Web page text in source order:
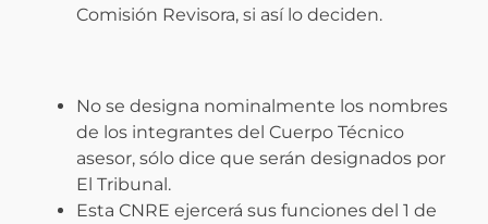
Comisión Revisora, si así lo deciden.
No se designa nominalmente los nombres
de los integrantes del Cuerpo Técnico
asesor, sólo dice que serán designados por
El Tribunal.
Esta CNRE ejercerá sus funciones del 1 de